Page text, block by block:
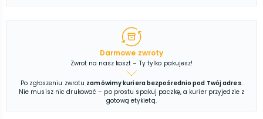
Darmowe zwroty
Zwrot na nasz koszt – Ty tylko pakujesz!
Po zgłoszeniu zwrotu zamówimy kuriera bezpośrednio pod Twój adres.
Nie musisz nic drukować – po prostu spakuj paczkę, a kurier przyjedzie z
gotową etykietą.